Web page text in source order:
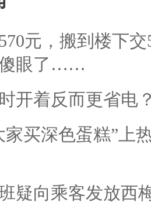
元，搬到楼下
眼了……
开着反而更省电
家买深色蛋糕”上
疑向乘客发放西